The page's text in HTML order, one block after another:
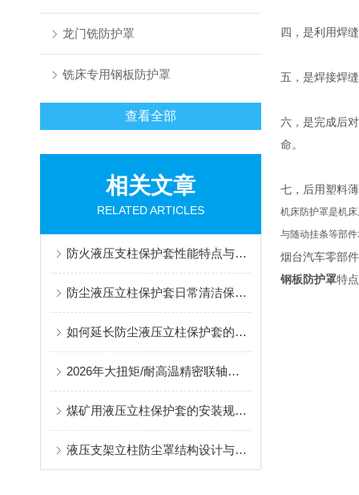
龙门铣防护罩
铣床专用钢板防护罩
查看全部
相关文章
RELATED ARTICLES
防火液压支柱保护套性能特点与阻燃防护应用
防尘液压立柱保护套日常清洁保养与更换规范
如何延长防尘液压立柱保护套的使用寿命？
2026年大扭矩/耐高温精密联轴器定制找哪家？能实现精准定制的优质厂家盘点
煤矿用液压立柱保护套的安装规范与使用寿命提升方案
液压支架立柱防尘罩结构设计与密封防护原理
四，是利用焊
五，是焊接焊
六，是完成后
命。
七，后用塑料
机床防护罩是机
与随动挂条等部
烟台汽车零部
钢板防护罩特